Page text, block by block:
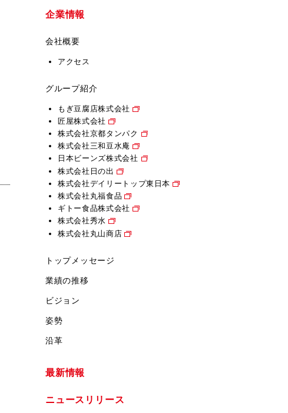
企業情報
会社概要
アクセス
グループ紹介
もぎ豆腐店株式会社
匠屋株式会社
株式会社京都タンパク
株式会社三和豆水庵
日本ビーンズ株式会社
株式会社日の出
株式会社デイリートップ東日本
株式会社丸福食品
ギトー食品株式会社
株式会社秀水
株式会社丸山商店
トップメッセージ
業績の推移
ビジョン
姿勢
沿革
最新情報
ニュースリリース